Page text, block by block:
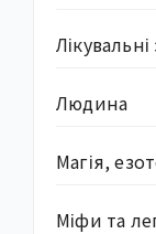
Людина
Магія,
Міфи та